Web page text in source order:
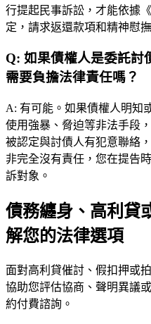
行提起民事訴訟，才能依據
定，請求返還款項和精神慰撫
Q: 如果債權人是委託討
需要負擔法律責任嗎？
A: 有可能。如果債權人明知
使用強暴、脅迫等非法手段
被認定與討債人有犯意聯絡
非完全沒有責任，您在提告
訴對象。
債務纏身、高利貸
解您的法律選項
面對高利貸催討、假扣押或
協助您評估協商、聲明異議
約付費諮詢。